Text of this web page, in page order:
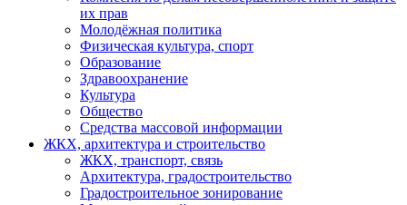
их прав
Молодёжная политика
Физическая культура, спорт
Образование
Здравоохранение
Культура
Общество
Средства массовой информации
ЖКХ, архитектура и строительство
ЖКХ, транспорт, связь
Архитектура, градостроительство
Градостроительное зонирование